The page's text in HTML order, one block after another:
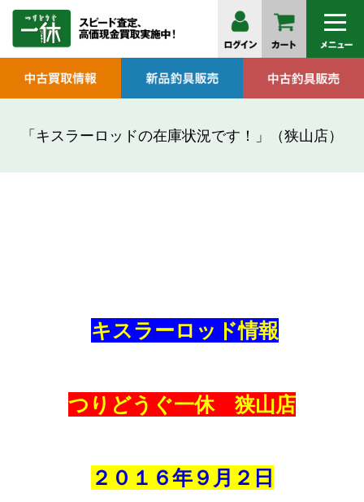
「キスラーロッドの在庫状況です！」（狭山店）
キスラーロッド情報
つりどうぐ一休 狭山店
２０１６年９月２日